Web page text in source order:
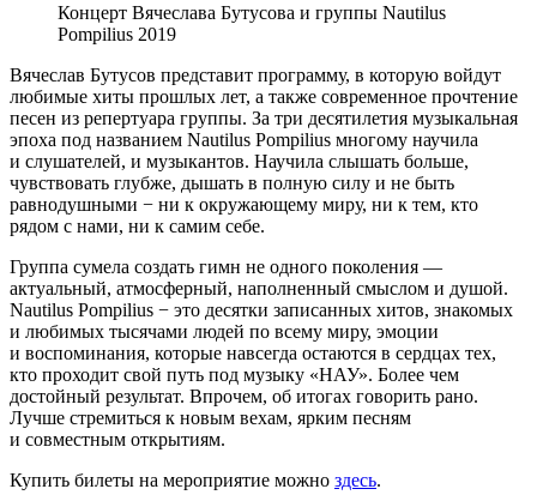
Концерт Вячеслава Бутусова и группы Nautilus
Pompilius 2019
Вячеслав Бутусов представит программу, в которую войдут
любимые хиты прошлых лет, а также современное прочтение
песен из репертуара группы. За три десятилетия музыкальная
эпоха под названием Nautilus Pompilius многому научила
и слушателей, и музыкантов. Научила слышать больше,
чувствовать глубже, дышать в полную силу и не быть
равнодушными − ни к окружающему миру, ни к тем, кто
рядом с нами, ни к самим себе.
Группа сумела создать гимн не одного поколения —
актуальный, атмосферный, наполненный смыслом и душой.
Nautilus Pompilius − это десятки записанных хитов, знакомых
и любимых тысячами людей по всему миру, эмоции
и воспоминания, которые навсегда остаются в сердцах тех,
кто проходит свой путь под музыку «НАУ». Более чем
достойный результат. Впрочем, об итогах говорить рано.
Лучше стремиться к новым вехам, ярким песням
и совместным открытиям.
Купить билеты на мероприятие можно здесь.